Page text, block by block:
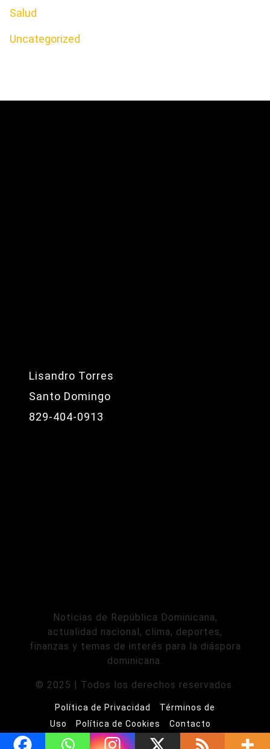
Salud
Uncategorized
Lisandro Torres
Santo Domingo
829-404-0913
Noticias de República Dominicana,
actualidad nacional, clima, deportes,
finanzas y temas de interés para la diáspora
dominicana.
© 2025 | Todos los derechos reservados.
Política de Privacidad
Términos de
Uso
Política de Cookies Contacto